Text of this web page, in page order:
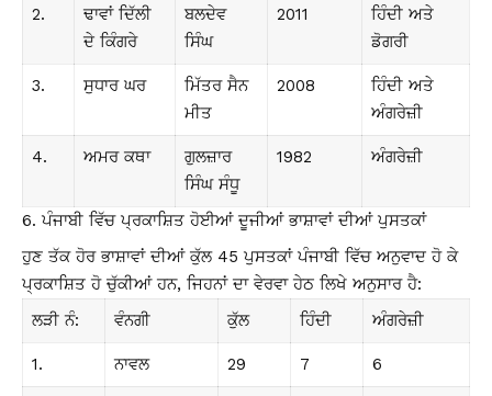
2.
ਢਾਵਾਂ ਦਿੱਲੀ
ਦੇ ਕਿੰਗਰੇ
ਬਲਦੇਵ
ਸਿੰਘ
2011
ਹਿੰਦੀ ਅਤੇ
ਡੋਗਰੀ
3. ਸੁਧਾਰ ਘਰ
ਮਿੱਤਰ ਸੈਨ
ਮੀਤ
2008
ਹਿੰਦੀ ਅਤੇ
ਅੰਗਰੇਜ਼ੀ
4. ਅਮਰ ਕਥਾ
ਗੁਲਜ਼ਾਰ
ਸਿੰਘ ਸੰਧੂ
1982 ਅੰਗਰੇਜ਼ੀ
ਪੰਜਾਬੀ ਵਿੱਚ ਪ੍ਰਕਾਸ਼ਿਤ ਹੋਈਆਂ ਦੂਜੀਆਂ ਭਾਸ਼ਾਵਾਂ ਦੀਆਂ ਪੁਸਤਕਾਂ
ਹੁਣ ਤੱਕ ਹੋਰ ਭਾਸ਼ਾਵਾਂ ਦੀਆਂ ਕੁੱਲ 45 ਪੁਸਤਕਾਂ ਪੰਜਾਬੀ ਵਿੱਚ ਅਨੁਵਾਦ ਹੋ ਕੇ
ਪ੍ਰਕਾਸ਼ਿਤ ਹੋ ਚੁੱਕੀਆਂ ਹਨ, ਜਿਹਨਾਂ ਦਾ ਵੇਰਵਾ ਹੇਠ ਲਿਖੇ ਅਨੁਸਾਰ ਹੈ:
ਲੜੀ ਨੰ:
ਵੰਨਗੀ ਕੁੱਲ ਹਿੰਦੀ ਅੰਗਰੇਜ਼ੀ
1. ਨਾਵਲ 29 7 6